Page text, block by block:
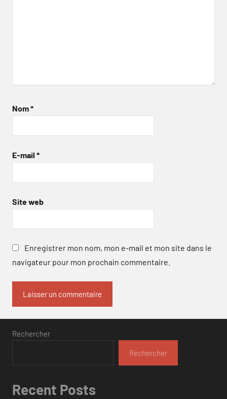
Nom*
E-mail *
Site web
Enregistrer mon nom, mon e-mail et mon site dans le
navigateur pour mon prochain commentaire.
Rechercher
Rechercher
Recent Posts